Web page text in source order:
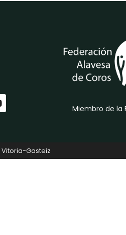
Miembro de la
Vitoria-Gasteiz